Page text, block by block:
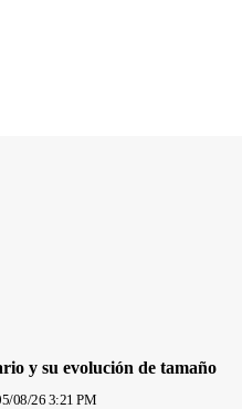
y su evolución de tamaño
08/26 3:21 PM